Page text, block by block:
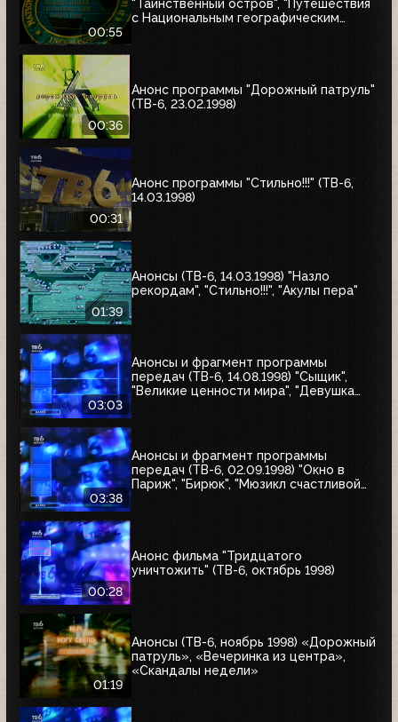
00:55
"Таинственный остров", "Путешествия
с Национальным географическим
00:36
Анонс программы "Дорожный патруль"
(ТВ-6, 23.02.1998)
00:31
Анонс программы "Стильно!!!" (ТВ-6,
14.03.1998)
01:39
Анонсы (ТВ-6, 14.03.1998) "Назло
рекордам", "Стильно!!!", "Акулы пера"
03:03
Анонсы и фрагмент программы
передач (ТВ-6, 14.08.1998) "Сыщик",
"Великие ценности мира", "Девушка
03:38
Анонсы и фрагмент программы
передач (ТВ-6, 02.09.1998) "Окно в
Париж", "Бирюк", "Мюзикл счастливой
00:28
Анонс фильма "Тридцатого
уничтожить" (ТВ-6, октябрь 1998)
01:19
Анонсы (ТВ-6, ноябрь 1998) «Дорожный
патруль», «Вечеринка из центра»,
«Скандалы недели»